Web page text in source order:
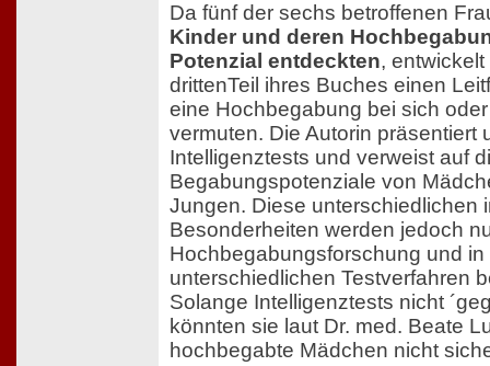
Da fünf der sechs betroffenen
Kinder und deren
Potenzial entdeckten,
drittenTeil ihres Buches einen
eine Hochbegabung bei sich
vermuten. Die Autorin präsentiert
Intelligenztests und verweist auf
Begabungspotenziale von
Jungen. Diese unterschiedlichen
Besonderheiten werden jedoch
Hochbegabungsforschung und in
unterschiedlichen Testverfahren
Solange Intelligenztests nicht
könnten sie laut Dr. med. Beate
hochbegabte Mädchen nicht